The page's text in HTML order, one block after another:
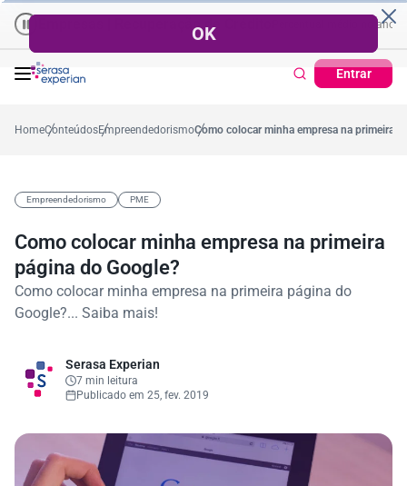
Empresas | Recuperação de Crédito
Entrar
57,2% Cartão de Crédito | Cadastro
HomeConteúdosEmpreendedorismoComo colocar minha empresa na primeira
Empreendedorismo PME
Como colocar minha empresa na primeira
página do Google?
Como colocar minha empresa na primeira página do
Google?... Saiba mais!
Serasa Experian
7 min leitura
Publicado em 25, fev. 2019